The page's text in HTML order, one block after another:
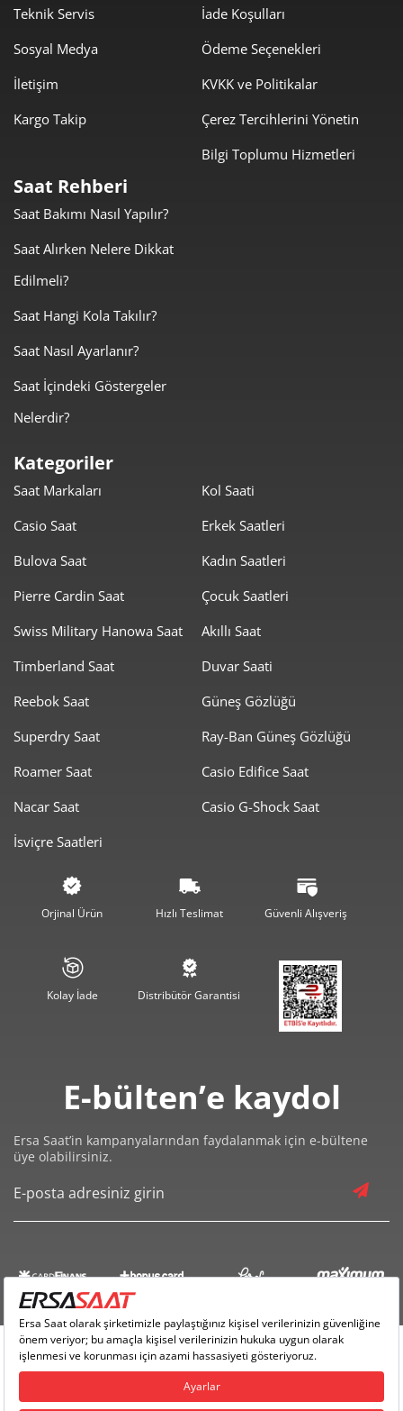
Teknik Servis
Sosyal Medya
İletişim
Kargo Takip
İade Koşulları
Ödeme Seçenekleri
KVKK ve Politikalar
Çerez Tercihlerini Yönetin
Bilgi Toplumu Hizmetleri
Saat Rehberi
Saat Bakımı Nasıl Yapılır?
Saat Alırken Nelere Dikkat
Edilmeli?
Saat Hangi Kola Takılır?
Saat Nasıl Ayarlanır?
Saat İçindeki Göstergeler
Nelerdir?
Kategoriler
Saat Markaları
Casio Saat
Bulova Saat
Pierre Cardin Saat
Swiss Military Hanowa Saat
Timberland Saat
Reebok Saat
Superdry Saat
Roamer Saat
Nacar Saat
İsviçre Saatleri
Kol Saati
Erkek Saatleri
Kadın Saatleri
Çocuk Saatleri
Akıllı Saat
Duvar Saati
Güneş Gözlüğü
Ray-Ban Güneş Gözlüğü
Casio Edifice Saat
Casio G-Shock Saat
Orjinal Ürün Hızlı Teslimat Güvenli Alışveriş
Kolay İade Distribütör Garantisi
E-bülten’e kaydol
Ersa Saat’in kampanyalarından faydalanmak için e-bültene
üye olabilirsiniz.